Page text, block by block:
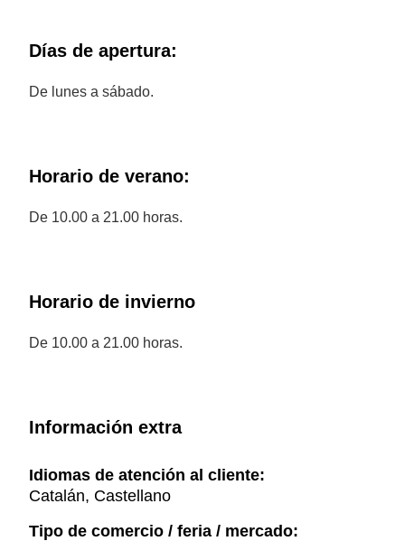
Días de apertura:
De lunes a sábado.
Horario de verano:
De 10.00 a 21.00 horas.
Horario de invierno
De 10.00 a 21.00 horas.
Información extra
Idiomas de atención al cliente:
Catalán, Castellano
Tipo de comercio / feria / mercado: